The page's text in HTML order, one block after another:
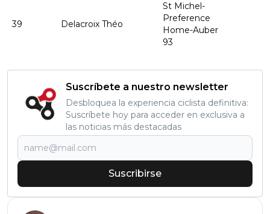
39 Delacroix Théo
St Michel-
Preference
Home-Auber
93
Suscríbete a nuestro newsletter
Desbloquea la experiencia ciclista definitiva:
Suscríbete hoy para acceder en exclusiva a
las noticias más destacadas
Suscribirse